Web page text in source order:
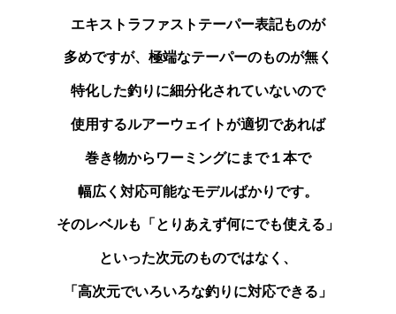
エキストラファストテーパー表記ものが
多めですが、 極端なテーパーのものが無く
特化した釣りに細分化されていないので
使用するルアーウェイトが適切であれば
巻き物からワーミングにまで１本で
幅広く対応可能なモデルばかりです。
そのレベルも「とりあえず何にでも使える」
といった次元のものではなく、
「高次元でいろいろな釣りに対応できる」